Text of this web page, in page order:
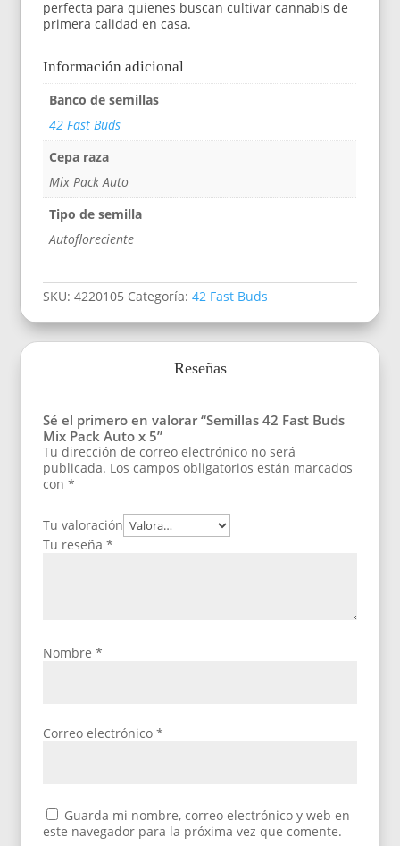
perfecta para quienes buscan cultivar cannabis de
primera calidad en casa.
Información adicional
Banco de semillas
42 Fast Buds
Cepa raza
Mix Pack Auto
Tipo de semilla
Autofloreciente
SKU:4220105 Categoría:42 Fast Buds
Reseñas
Sé el primero en valorar “Semillas 42 Fast Buds
Mix Pack Auto x 5”
Tu dirección de correo electrónico no será
publicada. Los campos obligatorios están marcados
con*
Tu valoración
Tu reseña*
Nombre*
Correo electrónico*
Guarda mi nombre, correo electrónico y web en
este navegador para la próxima vez que comente.